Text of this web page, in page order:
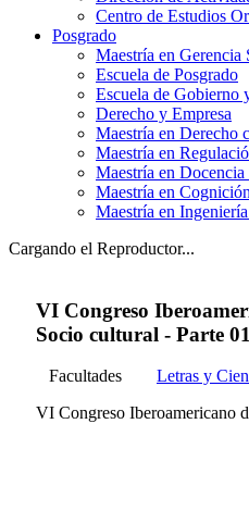
Centro de Estudios
Posgrado
Maestría en Gerencia
Escuela de Posgrado
Escuela de Gobierno
Derecho y Empresa
Maestría en Derecho
Maestría en
Maestría en
Maestría en
Maestría en
Cargando el Reproductor...
VI Congreso
Socio cultural - Parte 01
Facultades
Letras y
VI Congreso Iberoamericano